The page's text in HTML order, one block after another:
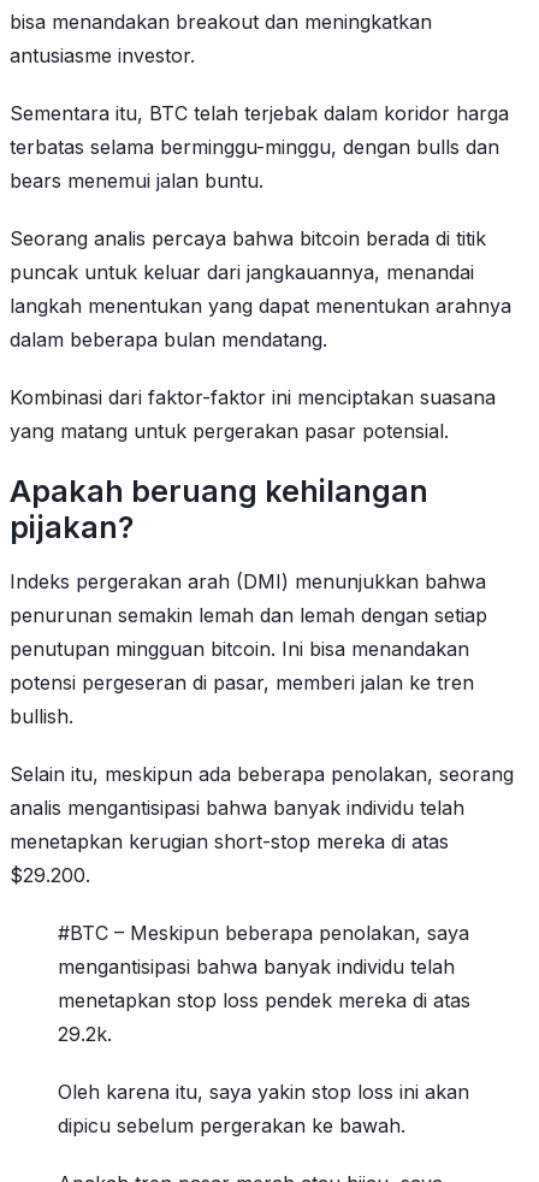
bisa menandakan breakout dan meningkatkan
antusiasme investor.
Sementara itu, BTC telah terjebak dalam koridor harga
terbatas selama berminggu-minggu, dengan bulls dan
bears menemui jalan buntu.
Seorang analis percaya bahwa bitcoin berada di titik
puncak untuk keluar dari jangkauannya, menandai
langkah menentukan yang dapat menentukan arahnya
dalam beberapa bulan mendatang.
Kombinasi dari faktor-faktor ini menciptakan suasana
yang matang untuk pergerakan pasar potensial.
Apakah beruang kehilangan
pijakan?
Indeks pergerakan arah (DMI) menunjukkan bahwa
penurunan semakin lemah dan lemah dengan setiap
penutupan mingguan bitcoin. Ini bisa menandakan
potensi pergeseran di pasar, memberi jalan ke tren
bullish.
Selain itu, meskipun ada beberapa penolakan, seorang
analis mengantisipasi bahwa banyak individu telah
menetapkan kerugian short-stop mereka di atas
$29.200.
#BTC – Meskipun beberapa penolakan, saya
mengantisipasi bahwa banyak individu telah
menetapkan stop loss pendek mereka di atas
29.2k.
Oleh karena itu, saya yakin stop loss ini akan
dipicu sebelum pergerakan ke bawah.